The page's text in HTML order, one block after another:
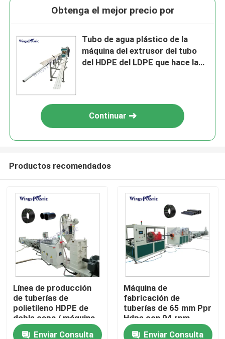
Productos
Sobre nosotros
Obtenga el mejor precio por
Tubo de agua plástico de la
máquina del extrusor del tubo
del HDPE del LDPE que hace la
Continuar
Productos recomendados
Línea de producción
de tuberías de
polietileno HDPE de
doble capa / máquina
de fabricación
Enviar Consulta
Máquina de
fabricación de
tuberías de 65 mm Ppr
Hdpe con 94 rpm
Enviar Consulta